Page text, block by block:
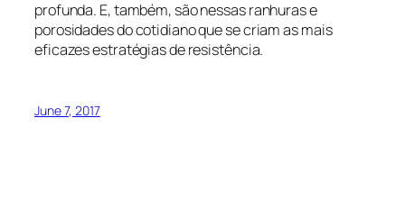
profunda. E, também, são nessas ranhuras e
porosidades do cotidiano que se criam as mais
eficazes estratégias de resistência.
June 7, 2017